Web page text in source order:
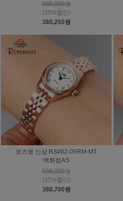
585,000원
(35%할인)
380,250원
로즈몽 신상 RS#62-05RM-MT
백화점AS
598,000원
(35%할인)
388,700원